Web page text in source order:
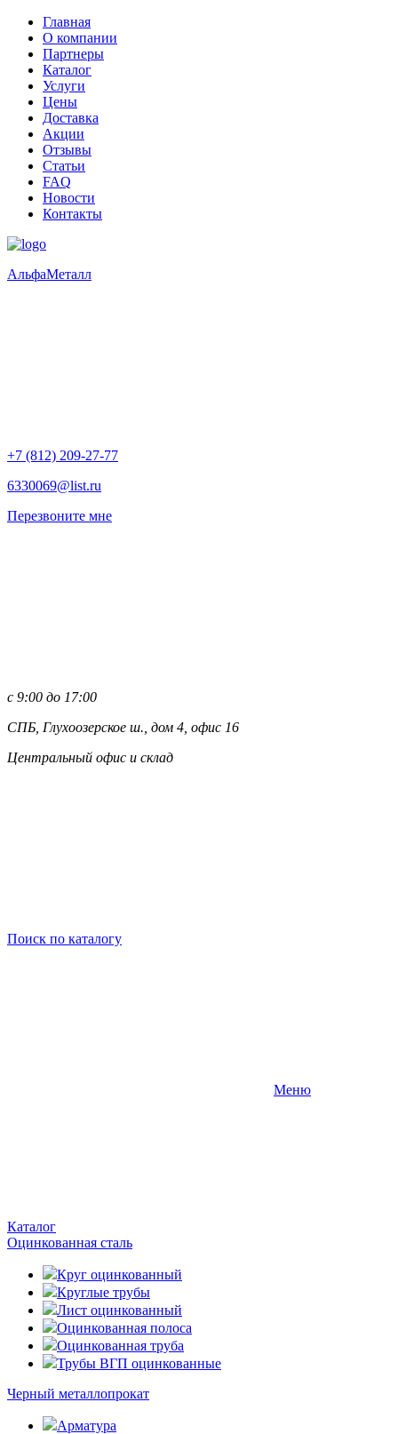
Главная
О компании
Партнеры
Каталог
Услуги
Цены
Доставка
Акции
Отзывы
Статьи
FAQ
Новости
Контакты
АльфаМеталл
+7 (812) 209-27-77
6330069@list.ru
Перезвоните мне
с 9:00 до 17:00
СПБ, Глухоозерское ш., дом 4, офис 16
Центральный офис и склад
Поиск по каталогу
Меню
Каталог
Оцинкованная сталь
Круг оцинкованный
Круглые трубы
Лист оцинкованный
Оцинкованная полоса
Оцинкованная труба
Трубы ВГП оцинкованные
Черный металлопрокат
Арматура